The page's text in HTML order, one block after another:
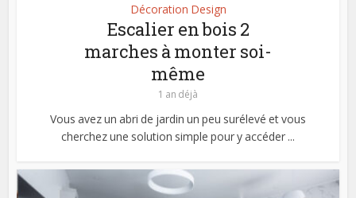
Décoration Design
Escalier en bois 2
marches à monter soi-
même
1 an déjà
Vous avez un abri de jardin un peu surélevé et vous
cherchez une solution simple pour y accéder ...